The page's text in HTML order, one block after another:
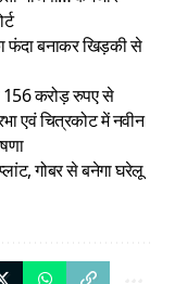
फंदा बनाकर खिड़की से
156 करोड़ रुपए से
एवं चित्रकोट में नवीन
गोबर से बनेगा घरेलू